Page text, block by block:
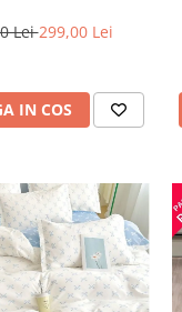
Lei299,00 Lei
IN COS